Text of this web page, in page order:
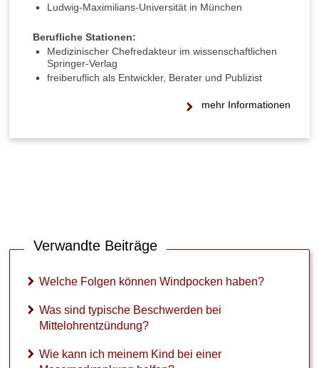
Ludwig-Maximilians-Universität in München
Berufliche Stationen:
Medizinischer Chefredakteur im wissenschaftlichen
Springer-Verlag
freiberuflich als Entwickler, Berater und Publizist
mehr Informationen
Verwandte Beiträge
Welche Folgen können Windpocken haben?
Was sind typische Beschwerden bei
Mittelohrentzündung?
Wie kann ich meinem Kind bei einer